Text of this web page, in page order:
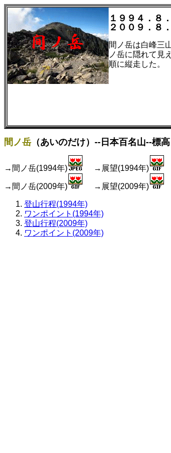
１９９４．８
２００９．８
間ノ岳は白峰三
ノ岳に隠れて見
順に縦走した。
間ノ岳 （あいのだけ）--日本百名山--標
→間ノ岳(1994年) →展望(1994年)
→間ノ岳(2009年) →展望(2009年)
登山行程(1994年)
ワンポイント(1994年)
登山行程(2009年)
ワンポイント(2009年)